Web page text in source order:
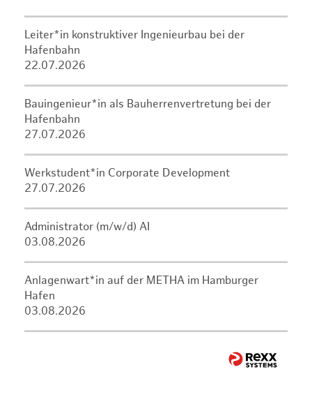
Leiter*in konstruktiver Ingenieurbau bei der
Hafenbahn
22.07.2026
Bauingenieur*in als Bauherrenvertretung bei der
Hafenbahn
27.07.2026
Werkstudent*in Corporate Development
27.07.2026
Administrator (m/w/d) AI
03.08.2026
Anlagenwart*in auf der METHA im Hamburger
Hafen
03.08.2026